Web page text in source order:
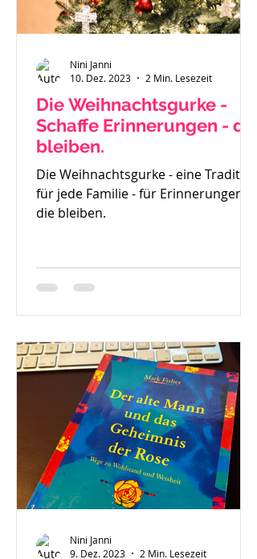
Die Weihnachtsgurke -
Schaffe Erinnerungen - die
bleiben.
Die Weihnachtsgurke - eine Tradition
für jede Familie - für Erinnerungen
die bleiben.
Nini Janni
10. Dez. 2023
2 Min. Lesezeit
Nini Janni
9. Dez. 2023
2 Min. Lesezeit